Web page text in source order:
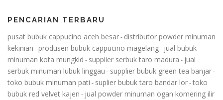
PENCARIAN TERBARU
pusat bubuk cappucino aceh besar- distributor powder minuman
kekinian -produsen bubuk cappucino magelang- jual bubuk
minuman kota mungkid - supplier serbuk taro madura - jual
serbuk minuman lubuk linggau - supplier bubuk green tea banjar-
toko bubuk minuman pati - suplier bubuk taro bandar lor-toko
bubuk red velvet kajen - jual powder minuman ogan komering ilir